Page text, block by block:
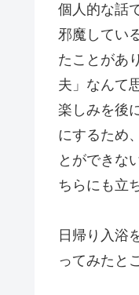
個人的な話
邪魔してい
たことがあ
夫」なんて
楽しみを後
にするため
とができな
ちらにも立
日帰り入浴
ってみたと